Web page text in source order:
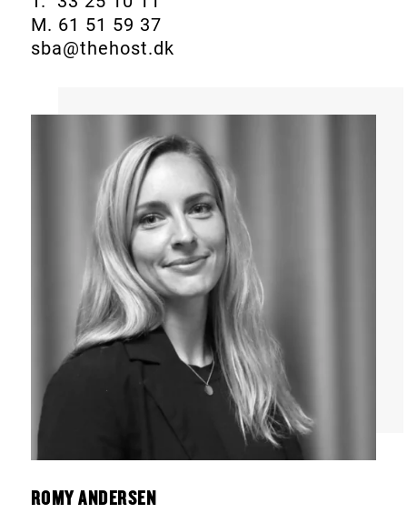
M. 61 51 59 37
sba@thehost.dk
ROMY ANDERSEN